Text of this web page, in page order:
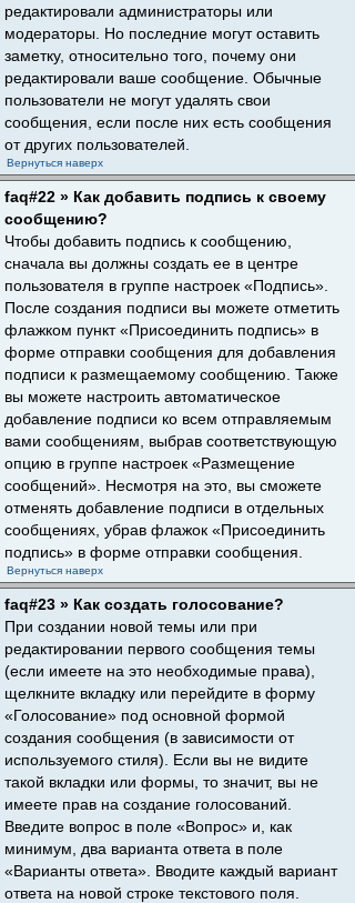
редактировали администраторы или
модераторы. Но последние могут оставить
заметку, относительно того, почему они
редактировали ваше сообщение. Обычные
пользователи не могут удалять свои
сообщения, если после них есть сообщения
от других пользователей.
Вернуться наверх
faq#22 » Как добавить подпись к своему
сообщению?
Чтобы добавить подпись к сообщению,
сначала вы должны создать ее в центре
пользователя в группе настроек «Подпись».
После создания подписи вы можете отметить
флажком пункт «Присоединить подпись» в
форме отправки сообщения для добавления
подписи к размещаемому сообщению. Также
вы можете настроить автоматическое
добавление подписи ко всем отправляемым
вами сообщениям, выбрав соответствующую
опцию в группе настроек «Размещение
сообщений». Несмотря на это, вы сможете
отменять добавление подписи в отдельных
сообщениях, убрав флажок «Присоединить
подпись» в форме отправки сообщения.
Вернуться наверх
faq#23 » Как создать голосование?
При создании новой темы или при
редактировании первого сообщения темы
(если имеете на это необходимые права),
щелкните вкладку или перейдите в форму
«Голосование» под основной формой
создания сообщения (в зависимости от
используемого стиля). Если вы не видите
такой вкладки или формы, то значит, вы не
имеете прав на создание голосований.
Введите вопрос в поле «Вопрос» и, как
минимум, два варианта ответа в поле
«Варианты ответа». Вводите каждый вариант
ответа на новой строке текстового поля.